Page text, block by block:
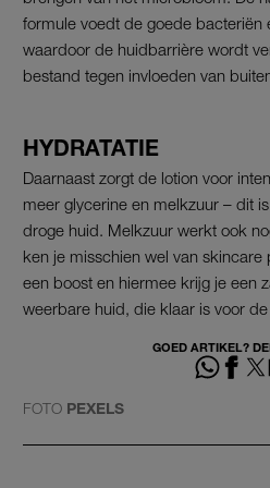
formule voedt de goede bacteriën
waardoor de huidbarrière wordt
bestand tegen invloeden van
HYDRATATIE
Daarnaast zorgt de lotion voor
meer glycerine en melkzuur – dit
droge huid. Melkzuur werkt ook
ken je misschien wel van
een boost en hiermee krijg je een
weerbare huid, die klaar is voor
GOED ARTIKEL?
FOTO PEXELS